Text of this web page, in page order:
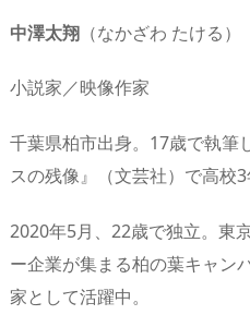
中澤太翔 （なかざわ たける）
小説家／映像作家
千葉県柏市出身。17歳で執筆
スの残像』（文芸社）で高校3
2020年5月、22歳で独立。東
ー企業が集まる柏の葉キャン
家として活躍中。